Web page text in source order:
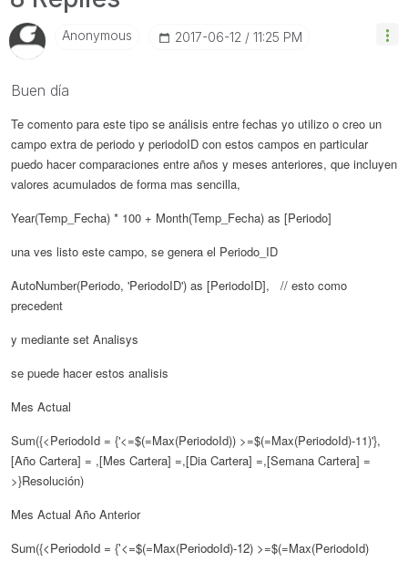
Anonymous ‎2017-06-12 11:25 PM
Buen día
Te comento para este tipo se análisis entre fechas yo utilizo o creo un
campo extra de periodo y periodoID con estos campos en particular
puedo hacer comparaciones entre años y meses anteriores, que incluyen
valores acumulados de forma mas sencilla,
Year(Temp_Fecha) * 100 + Month(Temp_Fecha) as [Periodo]
una ves listo este campo, se genera el Periodo_ID
AutoNumber(Periodo, 'PeriodoID') as [PeriodoID], // esto como
precedent
y mediante set Analisys
se puede hacer estos analisis
Mes Actual
Sum({<PeriodoId = {'<=$(=Max(PeriodoId)) >=$(=Max(PeriodoId)-11)'},
[Año Cartera] = ,[Mes Cartera] =,[Dia Cartera] =,[Semana Cartera] =
>}Resolución)
Mes Actual Año Anterior
Sum({<PeriodoId = {'<=$(=Max(PeriodoId)-12) >=$(=Max(PeriodoId)